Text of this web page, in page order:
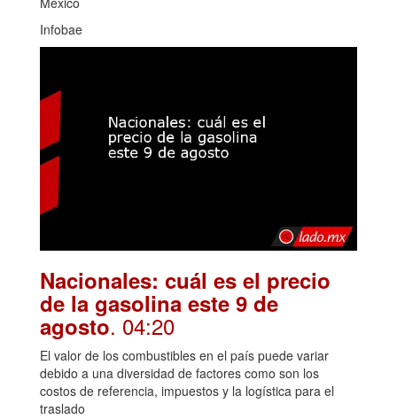
Infobae
Nacionales: cuál es el precio
de la gasolina este 9 de
agosto. 04:20
El valor de los combustibles en el país puede variar
debido a una diversidad de factores como son los
costos de referencia, impuestos y la logística para el
traslado